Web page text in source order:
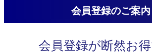
会員登録のご案内
会員登録が断然お